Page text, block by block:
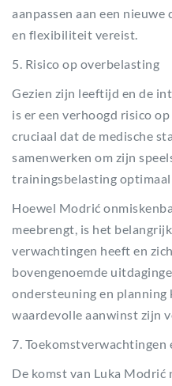
aanpassen aan een
en flexibiliteit vereist.
5. Risico op overbelasting
Gezien zijn leeftijd en de
is er een verhoogd risico
cruciaal dat de medische
samenwerken om zijn
trainingsbelasting optimaal
Hoewel Modrić
meebrengt, is het
verwachtingen heeft en
bovengenoemde
ondersteuning en planning
waardevolle aanwinst zijn
7. Toekomstverwachtingen
De komst van Luka Modrić